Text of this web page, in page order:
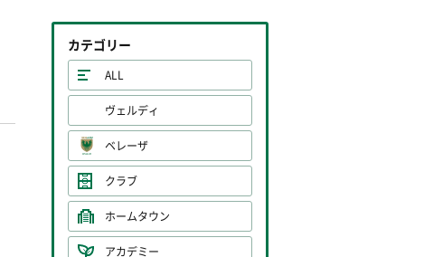
カテゴリー
ALL
ヴェルディ
ベレーザ
クラブ
ホームタウン
アカデミー